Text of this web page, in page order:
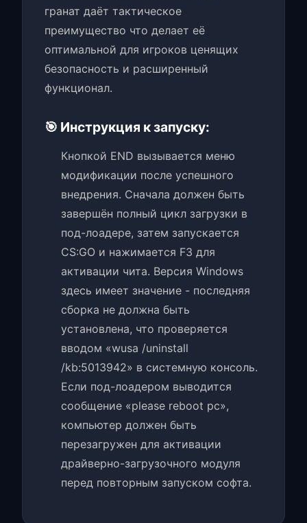
гранат даёт тактическое
преимущество что делает её
оптимальной для игроков ценящих
безопасность и расширенный
функционал.
🎯 Инструкция к запуску:
Кнопкой END вызывается меню
модификации после успешного
внедрения. Сначала должен быть
завершён полный цикл загрузки в
под-лоадере, затем запускается
CS:GO и нажимается F3 для
активации чита. Версия Windows
здесь имеет значение - последняя
сборка не должна быть
установлена, что проверяется
вводом «wusa /uninstall
/kb:5013942» в системную консоль.
Если под-лоадером выводится
сообщение «please reboot pc»,
компьютер должен быть
перезагружен для активации
драйверно-загрузочного модуля
перед повторным запуском софта.